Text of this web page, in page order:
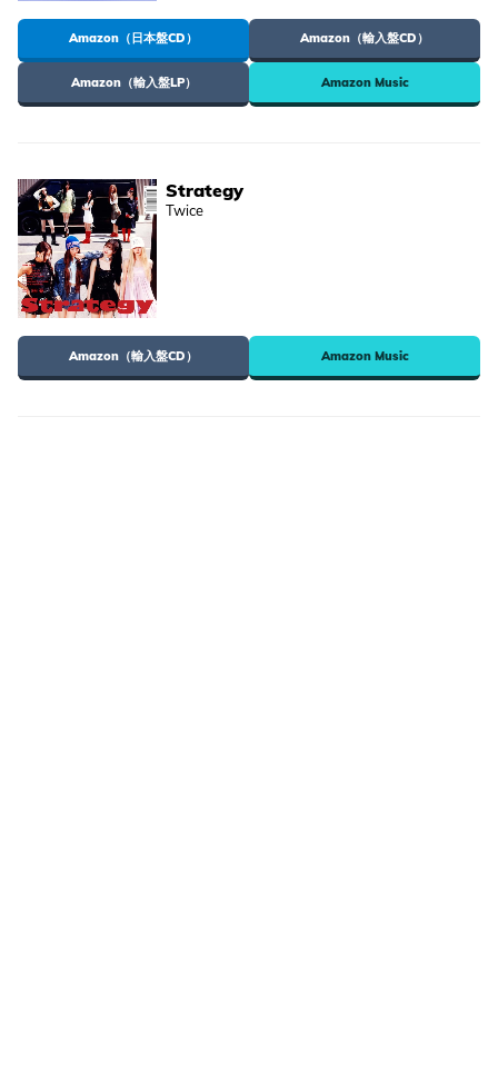
Amazon（日本盤CD） Amazon（輸入盤CD）
Amazon（輸入盤LP） Amazon Music
Strategy
Twice
Amazon（輸入盤CD） Amazon Music